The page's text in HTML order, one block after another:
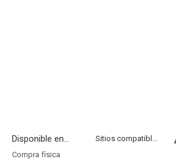
Disponible en...
Sitios compatibles
Compra física